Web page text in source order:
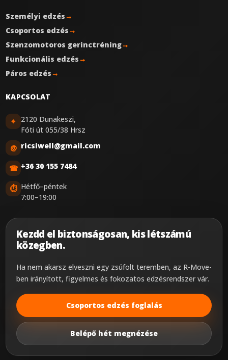
Személyi edzés→
Csoportos edzés→
Szenzomotoros gerinctréning→
Funkcionális edzés→
Páros edzés→
KAPCSOLAT
⌖
2120 Dunakeszi,
Fóti út 055/38 Hrsz
@ ricsiwell@gmail.com
☎ +36 30 155 7484
⏱ Hétfő–péntek
7:00–19:00
Kezdd el biztonságosan, kis létszámú
közegben.
Ha nem akarsz elveszni egy zsúfolt teremben, az R-Move-
ben irányított, figyelmes és fokozatos edzésrendszer vár.
Csoportos edzés foglalás
Belépő hét megnézése